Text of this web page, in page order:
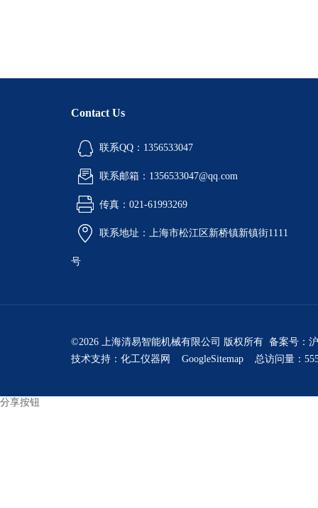
Contact Us
联系QQ：1356533047
联系邮箱：1356533047@qq.com
传真：021-61993269
联系地址：上海市松江区新桥镇新镇街1111
号
©2026 上海清易智能机械有限公司 版权所有 备案号：
技术支持： 化工仪器网 GoogleSitemap 总访问量：
分享按钮